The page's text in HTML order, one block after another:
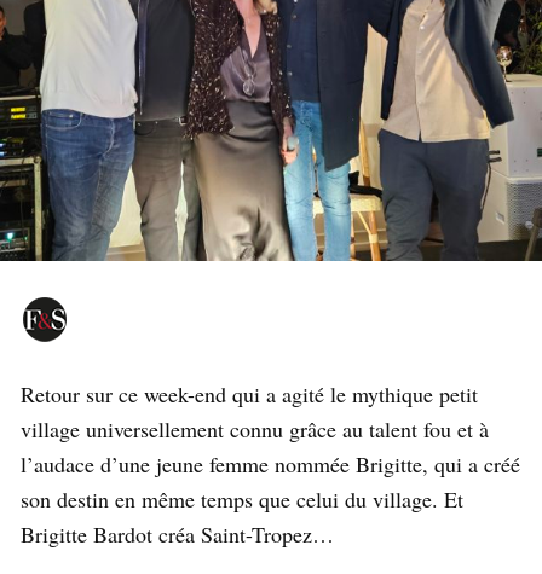
Retour sur ce week-end qui a agité le mythique petit
village universellement connu grâce au talent fou et à
l’audace d’une jeune femme nommée Brigitte, qui a créé
son destin en même temps que celui du village. Et
Brigitte Bardot créa Saint-Tropez…